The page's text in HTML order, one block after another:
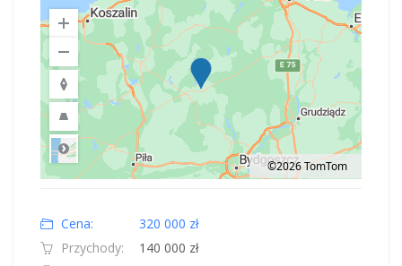
Road
©2026 TomTom
Cena:
320 000 zł
Przychody:
140 000 zł